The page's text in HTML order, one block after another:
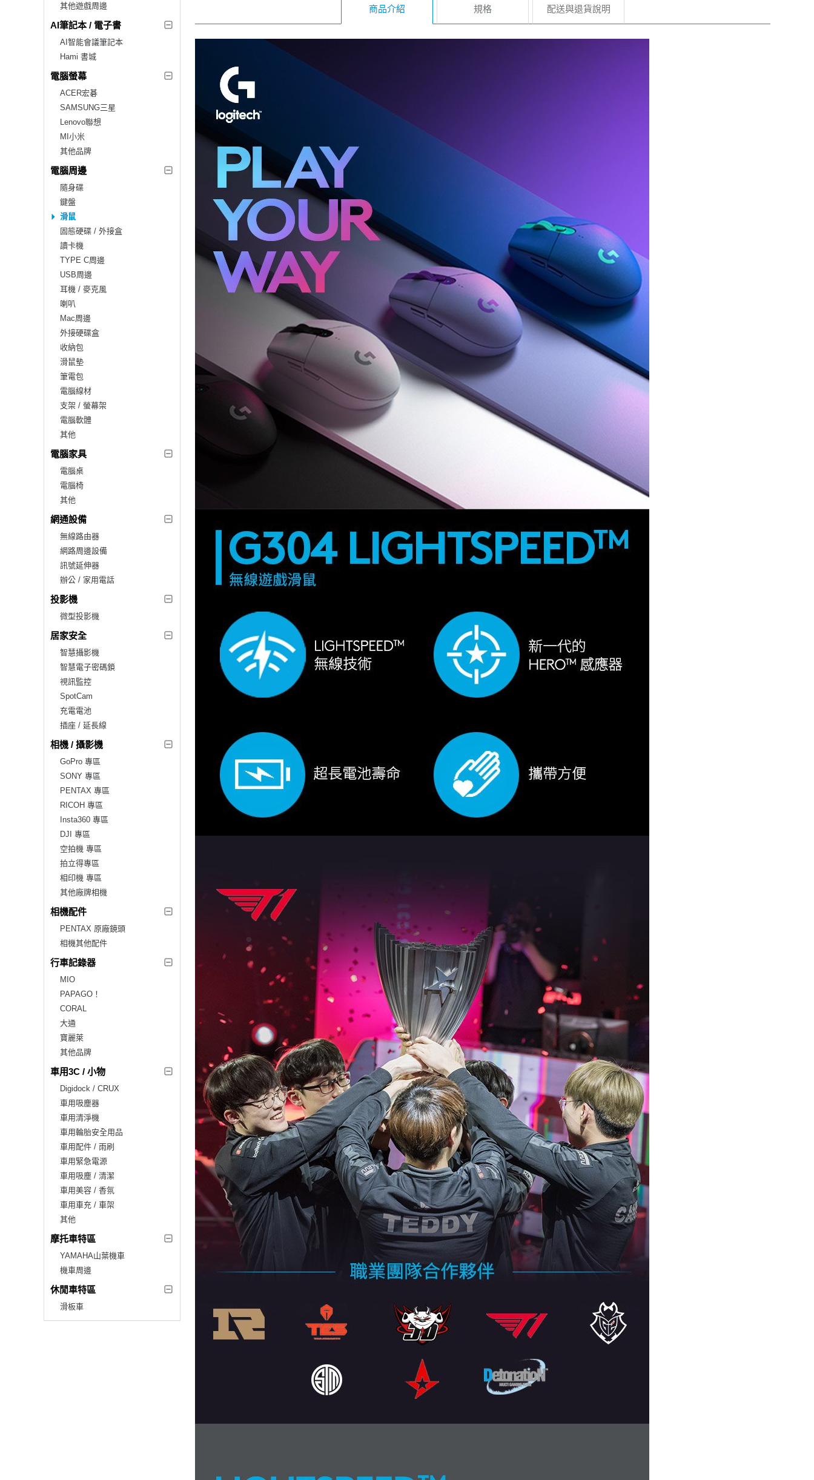
其他遊戲周邊
AI筆記本 / 電子書
AI智能會議筆記本
Hami 書城
電腦螢幕
ACER宏碁
SAMSUNG三星
Lenovo聯想
MI小米
其他品牌
電腦周邊
隨身碟
鍵盤
滑鼠
固態硬碟 / 外接盒
讀卡機
TYPE C周邊
USB周邊
耳機 / 麥克風
喇叭
Mac周邊
外接硬碟盒
收納包
滑鼠墊
筆電包
電腦線材
支架 / 螢幕架
電腦軟體
其他
電腦家具
電腦桌
電腦椅
其他
網通設備
無線路由器
網路周邊設備
訊號延伸器
辦公 / 家用電話
投影機
微型投影機
居家安全
智慧攝影機
智慧電子密碼鎖
視訊監控
SpotCam
充電電池
插座 / 延長線
相機 / 攝影機
GoPro 專區
SONY 專區
PENTAX 專區
RICOH 專區
Insta360 專區
DJI 專區
空拍機 專區
拍立得專區
相印機 專區
其他廠牌相機
相機配件
PENTAX 原廠鏡頭
相機其他配件
行車記錄器
MIO
PAPAGO！
CORAL
大通
寶麗萊
其他品牌
車用3C / 小物
Digidock / CRUX
車用吸塵器
車用清淨機
車用輪胎安全用品
車用配件 / 雨刷
車用緊急電源
車用吸塵 / 清潔
車用美容 / 香氛
車用車充 / 車架
其他
摩托車特區
YAMAHA山葉機車
機車周邊
休閒車特區
滑板車
商品介紹 規格 配送與退貨說明